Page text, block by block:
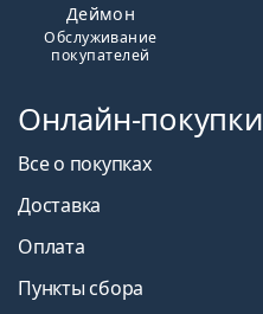
Деймон
Обслуживание
покупателей
Онлайн-покупки
Все о покупках
Доставка
Оплата
Пункты сбора